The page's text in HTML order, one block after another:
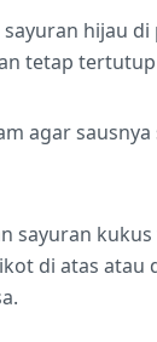
hijau
tetap
agar
sayuran
di atas atau